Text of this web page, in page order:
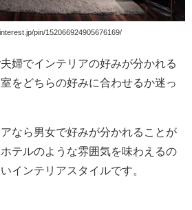
pin/152066924905676169/
婦でインテリアの好みが分かれる
をどちらの好みに合わせるか迷っ
なら男女で好みが分かれることが
テルのような雰囲気を味わえるの
インテリアスタイルです。